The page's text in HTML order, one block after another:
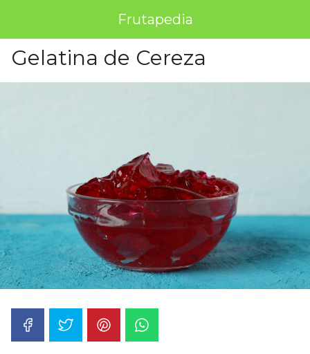
Frutapedia
Gelatina de Cereza